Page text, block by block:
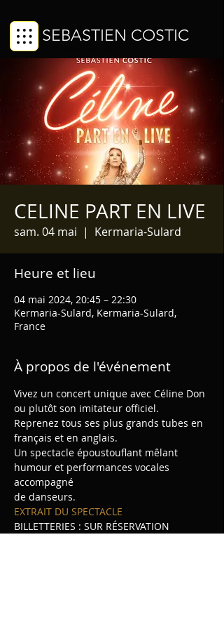
SEBASTIEN COSTIC
CELINE PART EN LIVE
sam. 04 mai
  |
Kermaria-Sulard
Heure et lieu
04 mai 2024, 20:45 – 22:30
Kermaria-Sulard, Kermaria-Sulard,
France
À propos de l'événement
Vivez un concert unique avec Céline Don
ou plutôt son imitateur officiel.
Reprenez tous ses plus grands tubes en
français et en anglais.
Un spectacle époustouflant mêlant
humour et performances vocales
accompagné
de danseurs.
EXTRAIT DU SPECTACLE
BILLETTERIES : SUR RÉSERVATION